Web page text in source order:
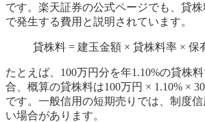
です。楽天証券の公式ページでも、貸
で発生する費用と説明されています。
貸株料 = 建玉金額 × 貸株料率 × 保
たとえば、100万円分を年1.10%の貸株
合、概算の貸株料は100万円 × 1.10% ×
です。一般信用の短期売りでは、制度
い場合があります。